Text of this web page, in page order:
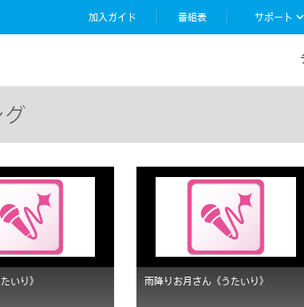
加入ガイド 番組表 サポート
いり》 雨降りお月さん《うたいり》